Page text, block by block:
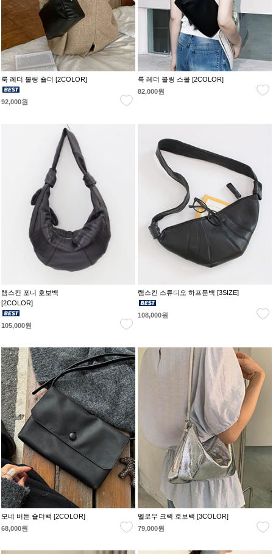
룩 레더 볼링 숄더 [2COLOR]
92,000원
룩 레더 볼링 스몰 [2COLOR]
82,000원
램스킨 포니 호보백
[2COLOR]
105,000원
램스킨 스튜디오 하프문백 [3SIZE]
108,000원
모네 버튼 숄더백 [2COLOR]
68,000원
멜로우 크랙 호보백 [3COLOR]
79,000원